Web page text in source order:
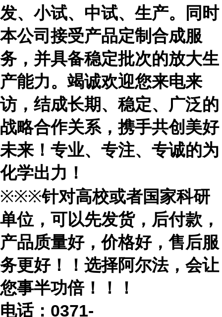
发、小试、中试、生产。同时
本公司接受产品定制合成服
务，并具备稳定批次的放大生
产能力。竭诚欢迎您来电来
访，结成长期、稳定、广泛的
战略合作关系，携手共创美好
未来！专业、专注、专诚的为
化学出力！
※※※针对高校或者国家科研
单位，可以先发货，后付款，
产品质量好，价格好，售后服
务更好！！选择阿尔法，会让
您事半功倍！！！
电话： 0371-